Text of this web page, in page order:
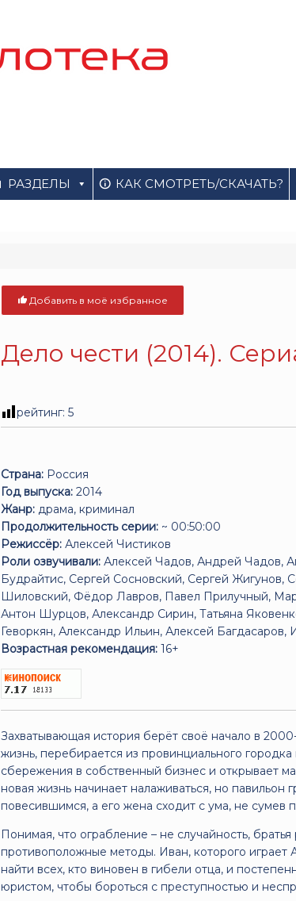
РАЗДЕЛЫ КАК СМОТРЕТЬ/СКАЧАТЬ?
Добавить в моё избранное
Дело чести (2014).
рейтинг:5
Страна: Россия
Год выпуска: 2014
Жанр: драма, криминал
Продолжительность серии: ~ 00:50:00
Режиссёр: Алексей Чистиков
Роли озвучивали: Алексей Чадов, Андрей Чадов,
Будрайтис, Сергей Сосновский, Сергей Жигунов,
Шиловский, Фёдор Лавров, Павел Прилучный,
Антон Шурцов, Александр Сирин, Татьяна
Геворкян, Александр Ильин, Алексей Багдасаров,
Возрастная рекомендация: 16+
Захватывающая история берёт своё начало в
жизнь, перебирается из провинциального
сбережения в собственный бизнес и открывает
новая жизнь начинает налаживаться, но павильон
повесившимся, а его жена сходит с ума, не сумев
Понимая, что ограбление – не случайность,
противоположные методы. Иван, которого
найти всех, кто виновен в гибели отца, и
юристом, чтобы бороться с преступностью и